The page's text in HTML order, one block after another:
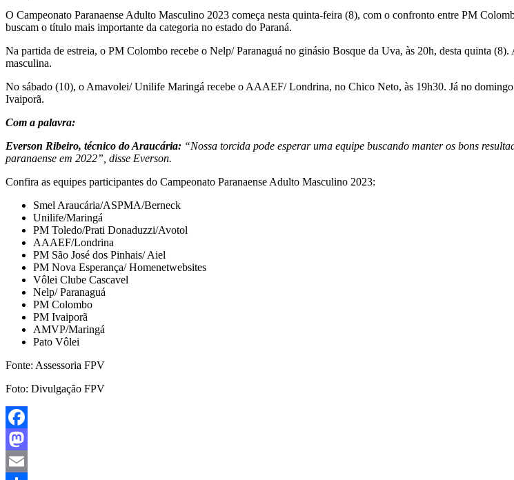
O Campeonato Paranaense Adulto Masculino 2023 começa nesta quinta-feira (8), com o confronto entre PM
buscam o título mais importante da categoria no estado do Paraná.
Na partida de estreia, o PM Colombo recebe o Nelp/ Paranaguá no ginásio Bosque da Uva, às 20h, desta quinta
masculina.
No sábado (10), o Amavolei/ Unilife Maringá recebe o AAAEF/ Londrina, no Chico Neto, às 19h30. Já no
Ivaiporã.
Com a palavra:
Everson Ribeiro, técnico do Araucária: “Nossa torcida pode esperar uma equipe buscando manter os bons
paranaense em 2022”, disse Everson.
Confira as equipes participantes do Campeonato Paranaense Adulto Masculino 2023:
Smel Araucária/ASPMA/Berneck
Unilife/Maringá
PM Toledo/Prati Donaduzzi/Avotol
AAAEF/Londrina
PM São José dos Pinhais/ Aiel
PM Nova Esperança/ Homenetwebsites
Vôlei Clube Cascavel
Nelp/ Paranaguá
PM Colombo
PM Ivaiporã
AMVP/Maringá
Pato Vôlei
Fonte: Assessoria FPV
Foto: Divulgação FPV
Facebook
Mastodon